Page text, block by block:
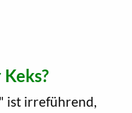
ist irreführend,